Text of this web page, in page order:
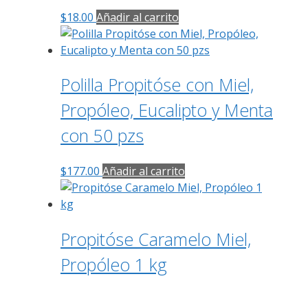
$18.00 Añadir al carrito
Polilla Propitóse con Miel,
Propóleo, Eucalipto y Menta
con 50 pzs
$177.00 Añadir al carrito
Propitóse Caramelo Miel,
Propóleo 1 kg